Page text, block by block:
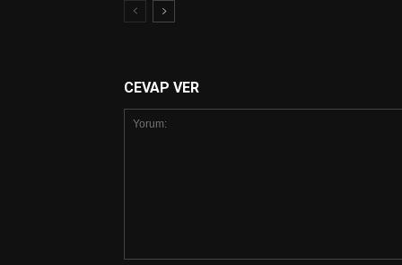
CEVAP VER